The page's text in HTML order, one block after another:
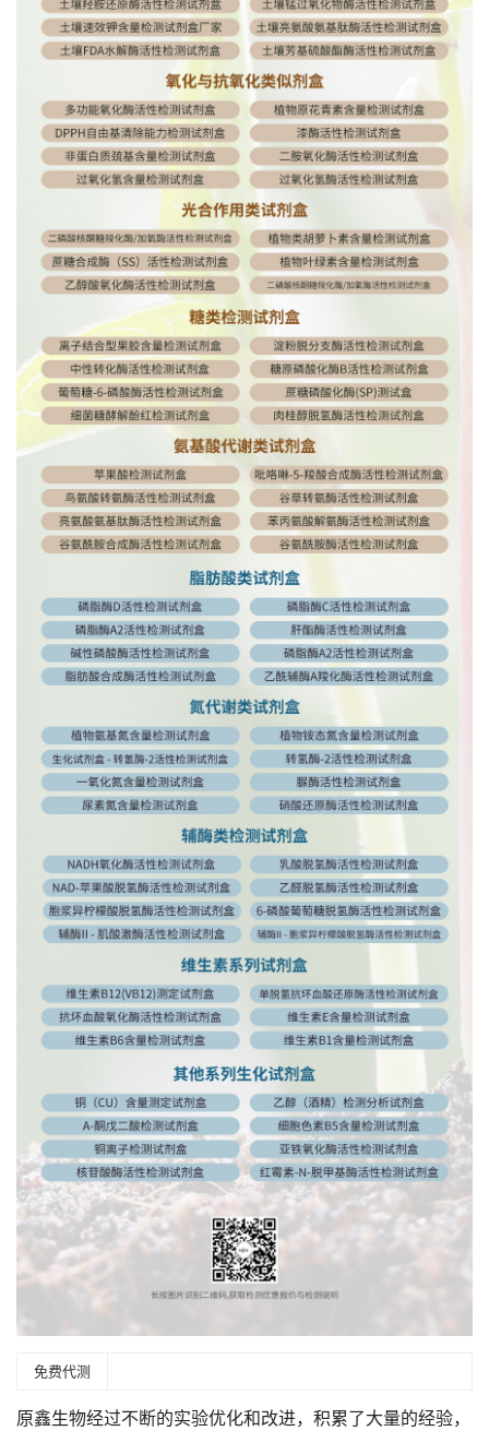
免费代测
原鑫生物经过不断的实验优化和改进，积累了大量的经验，